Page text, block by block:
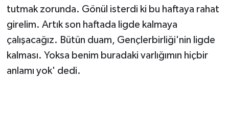
tutmak zorunda. Gönül isterdi ki bu haftaya rahat
girelim. Artık son haftada ligde kalmaya
çalışacağız. Bütün duam, Gençlerbirliği'nin ligde
kalması. Yoksa benim buradaki varlığımın hiçbir
anlamı yok' dedi.